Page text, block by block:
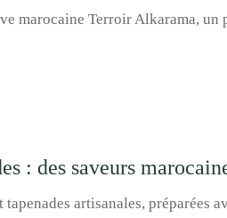
marocaine Terroir Alkarama,
: des saveurs
artisanales, préparées